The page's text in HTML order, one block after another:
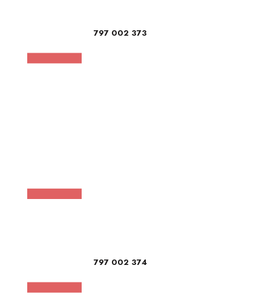
797 002 373
797 002 374